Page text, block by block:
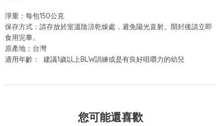
淨重：每包150公克
保存方式：請存放於室溫陰涼乾燥處，避免陽光直射。開封後請立即
食用完畢。
原產地：台灣
適用年齡： 建議1歲以上BLW訓練或是有良好咀嚼力的幼兒
您可能還喜歡